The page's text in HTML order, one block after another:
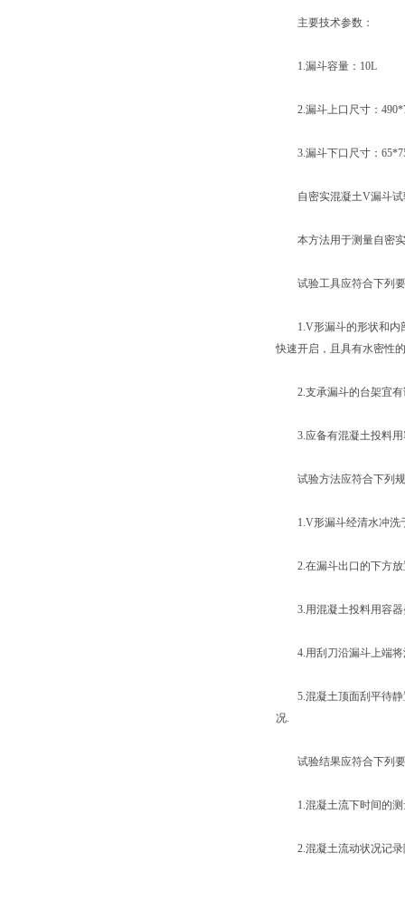
主要技术参数：
1.漏斗容量： 10L
2.漏斗上口尺寸：
3.漏斗下口尺寸：
自密实混凝土V漏斗
本方法用于测量自密实
试验工具应符合下列
1.V形漏斗的形状和内
快速开启，且具有水密性
2.支承漏斗的台架宜
3.应备有混凝土投料
试验方法应符合下列
1.V形漏斗经清水冲
2.在漏斗出口的下方
3.用混凝土投料用容
4.用刮刀沿漏斗上端
5.混凝土顶面刮平待
况.
试验结果应符合下列
1.混凝土流下时间的
2.混凝土流动状况记